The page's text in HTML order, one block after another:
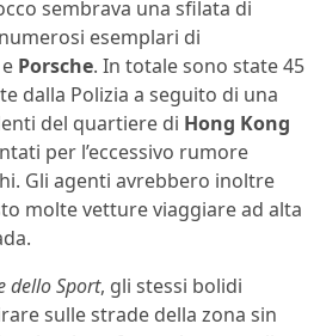
sembrava una sfilata di
esemplari di
e Porsche. In totale sono state 45
dalla Polizia a seguito di una
del quartiere di Hong Kong
per l’eccessivo rumore
Gli agenti avrebbero inoltre
molte vetture viaggiare ad alta
dello Sport, gli stessi bolidi
sulle strade della zona sin